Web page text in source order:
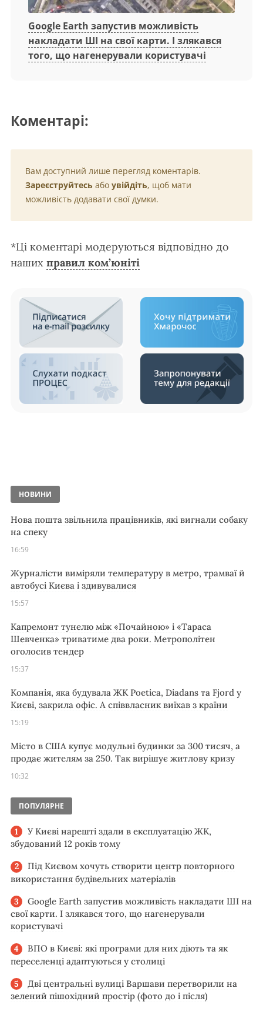
Google Earth запустив можливість
накладати ШІ на свої карти. І злякався
того, що нагенерували користувачі
Коментарі:
Вам доступний лише перегляд коментарів.
Зареєструйтесь або увійдіть, щоб мати
можливість додавати свої думки.
*Ці коментарі модеруються відповідно до
наших правил ком’юніті
НОВИНИ
Нова пошта звільнила працівників, які вигнали собаку
на спеку
16:59
Журналісти виміряли температуру в метро, трамваї й
автобусі Києва і здивувалися
15:57
Капремонт тунелю між «Почайною» і «Тараса
Шевченка» триватиме два роки. Метрополітен
оголосив тендер
15:37
Компанія, яка будувала ЖК Poetica, Diadans та Fjord у
Києві, закрила офіс. А співвласник виїхав з країни
15:19
Місто в США купує модульні будинки за 300 тисяч, а
продає жителям за 250. Так вирішує житлову кризу
10:32
ПОПУЛЯРНЕ
У Києві нарешті здали в експлуатацію ЖК,
збудований 12 років тому
Під Києвом хочуть створити центр повторного
використання будівельних матеріалів
Google Earth запустив можливість накладати ШІ на
свої карти. І злякався того, що нагенерували
користувачі
ВПО в Києві: які програми для них діють та як
переселенці адаптуються у столиці
Дві центральні вулиці Варшави перетворили на
зелений пішохідний простір (фото до і після)